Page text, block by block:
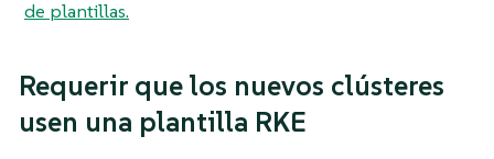
de plantillas.
Requerir que los nuevos clústeres
usen una plantilla RKE